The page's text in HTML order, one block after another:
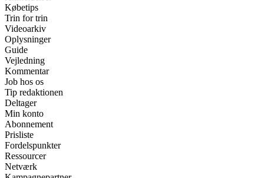
Købetips
Trin for trin
Videoarkiv
Oplysninger
Guide
Vejledning
Kommentar
Job hos os
Tip redaktionen
Deltager
Min konto
Abonnement
Prisliste
Fordelspunkter
Ressourcer
Netværk